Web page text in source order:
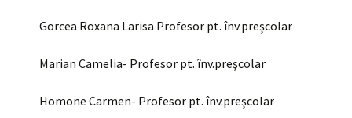
Gorcea Roxana Larisa Profesor pt. înv.preşcolar
Marian Camelia- Profesor pt. înv.preşcolar
Homone Carmen- Profesor pt. înv.preşcolar